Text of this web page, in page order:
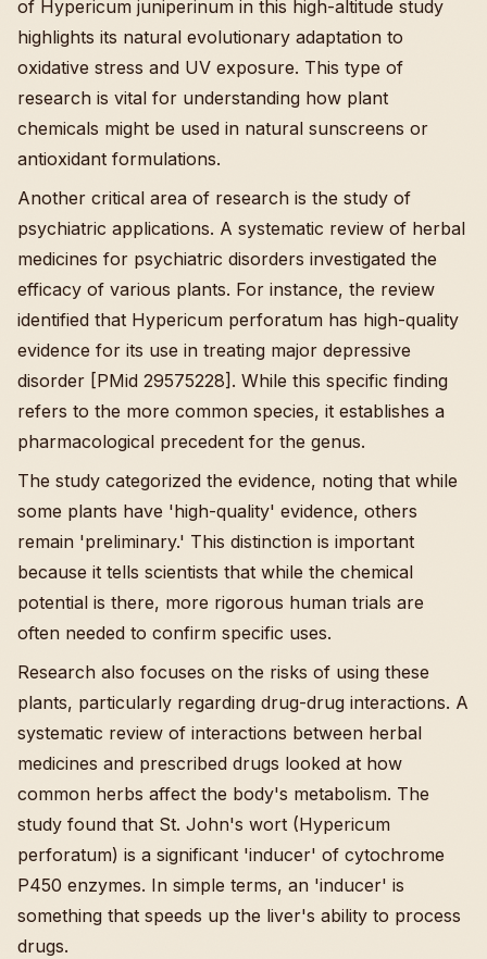
of Hypericum juniperinum in this high-altitude study
highlights its natural evolutionary adaptation to
oxidative stress and UV exposure. This type of
research is vital for understanding how plant
chemicals might be used in natural sunscreens or
antioxidant formulations.
Another critical area of research is the study of
psychiatric applications. A systematic review of herbal
medicines for psychiatric disorders investigated the
efficacy of various plants. For instance, the review
identified that Hypericum perforatum has high-quality
evidence for its use in treating major depressive
disorder [PMid 29575228]. While this specific finding
refers to the more common species, it establishes a
pharmacological precedent for the genus.
The study categorized the evidence, noting that while
some plants have 'high-quality' evidence, others
remain 'preliminary.' This distinction is important
because it tells scientists that while the chemical
potential is there, more rigorous human trials are
often needed to confirm specific uses.
Research also focuses on the risks of using these
plants, particularly regarding drug-drug interactions. A
systematic review of interactions between herbal
medicines and prescribed drugs looked at how
common herbs affect the body's metabolism. The
study found that St. John's wort (Hypericum
perforatum) is a significant 'inducer' of cytochrome
P450 enzymes. In simple terms, an 'inducer' is
something that speeds up the liver's ability to process
drugs.